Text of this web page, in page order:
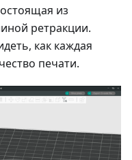
из
ретракции.
как каждая
печати.